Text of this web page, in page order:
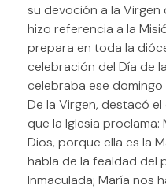
su devoción a la Virgen
hizo referencia a la
prepara en toda la
celebración del Día de
celebraba ese
De la Virgen, destacó
que la Iglesia
Dios, porque ella es la
habla de la fealdad del
Inmaculada; María nos